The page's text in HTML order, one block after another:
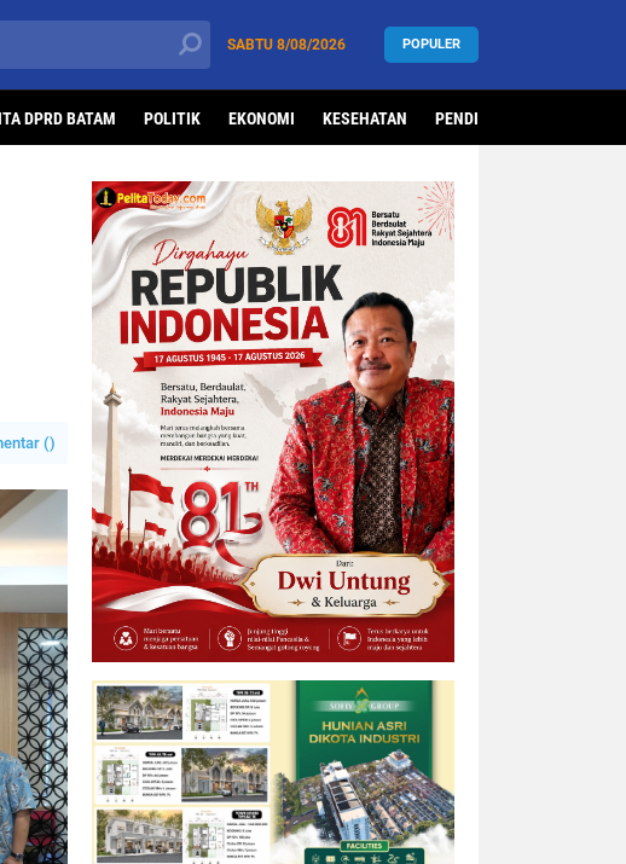
SABTU 8/08/2026 POPULER
DPRD BATAM POLITIK EKONOMI KESEHATAN PENDIDIKAN
()